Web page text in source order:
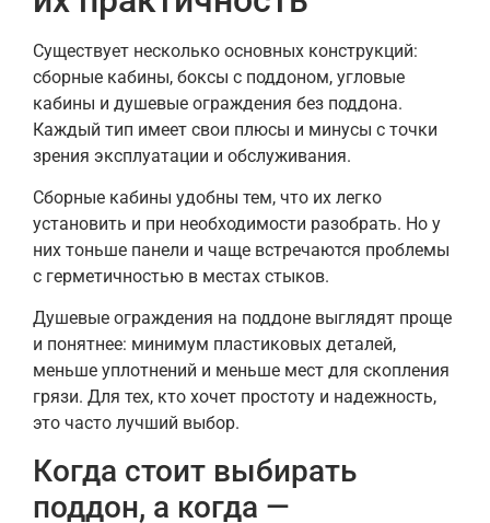
Существует несколько основных конструкций:
сборные кабины, боксы с поддоном, угловые
кабины и душевые ограждения без поддона.
Каждый тип имеет свои плюсы и минусы с точки
зрения эксплуатации и обслуживания.
Сборные кабины удобны тем, что их легко
установить и при необходимости разобрать. Но у
них тоньше панели и чаще встречаются проблемы
с герметичностью в местах стыков.
Душевые ограждения на поддоне выглядят проще
и понятнее: минимум пластиковых деталей,
меньше уплотнений и меньше мест для скопления
грязи. Для тех, кто хочет простоту и надежность,
это часто лучший выбор.
Когда стоит выбирать
поддон, а когда —